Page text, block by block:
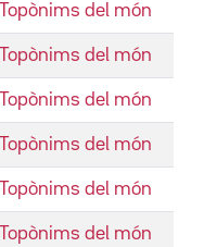
Topònims del món
Topònims del món
Topònims del món
Topònims del món
Topònims del món
Topònims del món